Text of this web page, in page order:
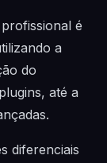
é
a
do
até a
diferenciais